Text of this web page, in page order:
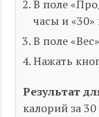
В поле
часы и
В поле
Нажать
Результат
калорий за